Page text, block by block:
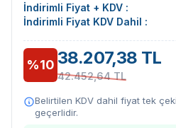
İndirimli Fiyat + KDV :
İndirimli Fiyat KDV Dahil :
%10 38.207,38 TL
42.452,64 TL
Belirtilen KDV dahil fiyat tek
geçerlidir.